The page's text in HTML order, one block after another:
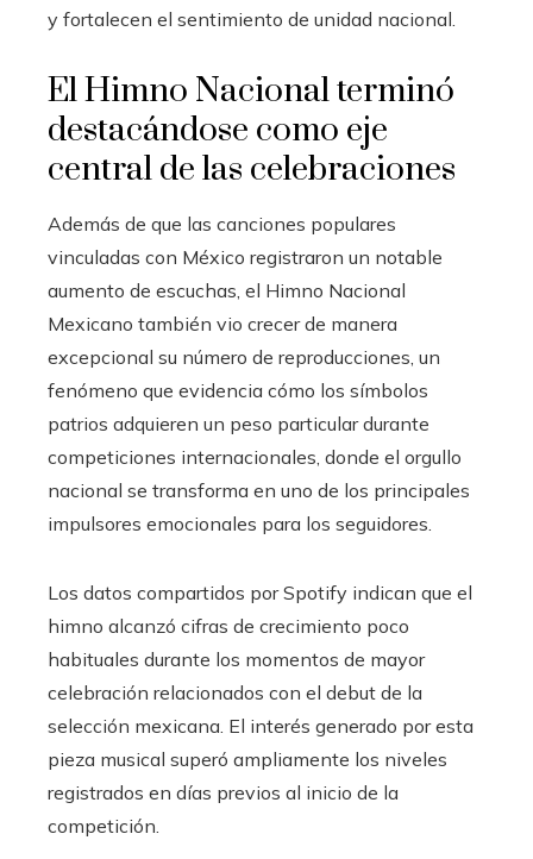
y fortalecen el sentimiento de unidad nacional.
El Himno Nacional terminó
destacándose como eje
central de las celebraciones
Además de que las canciones populares
vinculadas con México registraron un notable
aumento de escuchas, el Himno Nacional
Mexicano también vio crecer de manera
excepcional su número de reproducciones, un
fenómeno que evidencia cómo los símbolos
patrios adquieren un peso particular durante
competiciones internacionales, donde el orgullo
nacional se transforma en uno de los principales
impulsores emocionales para los seguidores.
Los datos compartidos por Spotify indican que el
himno alcanzó cifras de crecimiento poco
habituales durante los momentos de mayor
celebración relacionados con el debut de la
selección mexicana. El interés generado por esta
pieza musical superó ampliamente los niveles
registrados en días previos al inicio de la
competición.